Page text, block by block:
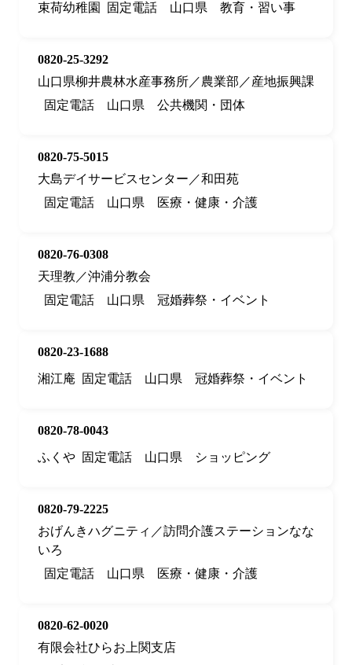
束荷幼稚園
固定電話 山口県 教育・習い事
0820-25-3292
山口県柳井農林水産事務所／農業部／産地振興課
固定電話
山口県 公共機関・団体
0820-75-5015
大島デイサービスセンター／和田苑
固定電話
山口県 医療・健康・介護
0820-76-0308
天理教／沖浦分教会
固定電話
山口県 冠婚葬祭・イベント
0820-23-1688
湘江庵
固定電話 山口県 冠婚葬祭・イベント
0820-78-0043
ふくや 固定電話 山口県 ショッピング
0820-79-2225
おげんきハグニティ／訪問介護ステーションなな
いろ
固定電話
山口県 医療・健康・介護
0820-62-0020
有限会社ひらお上関支店